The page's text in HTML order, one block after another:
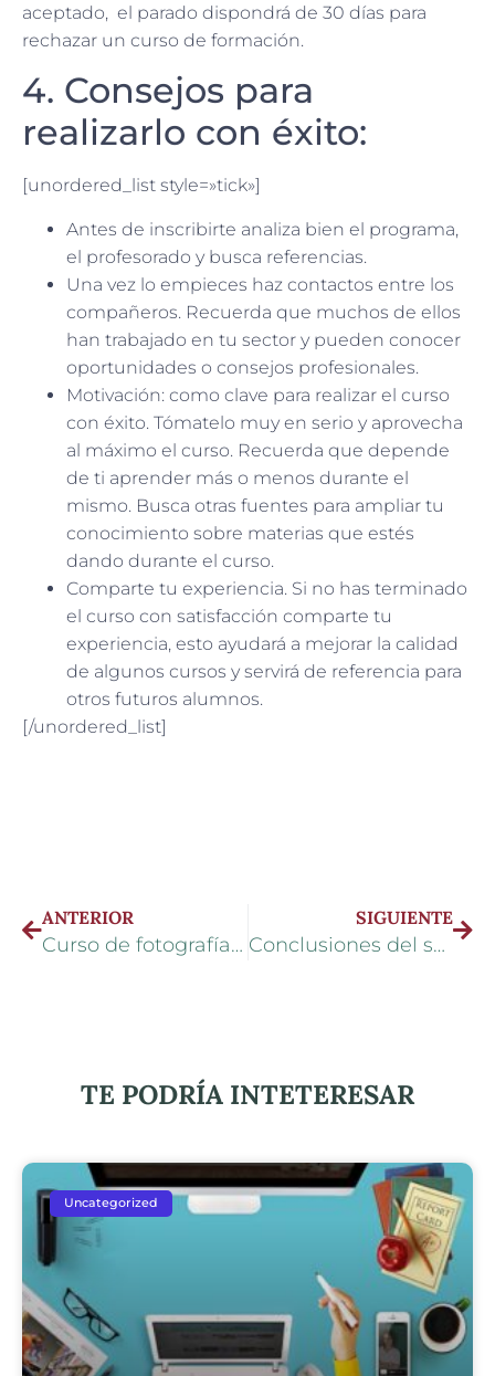
aceptado, el parado dispondrá de 30 días para
rechazar un curso de formación.
4. Consejos para
realizarlo con éxito:
[unordered_list style=»tick»]
Antes de inscribirte analiza bien el programa,
el profesorado y busca referencias.
Una vez lo empieces haz contactos entre los
compañeros. Recuerda que muchos de ellos
han trabajado en tu sector y pueden conocer
oportunidades o consejos profesionales.
Motivación: como clave para realizar el curso
con éxito. Tómatelo muy en serio y aprovecha
al máximo el curso. Recuerda que depende
de ti aprender más o menos durante el
mismo. Busca otras fuentes para ampliar tu
conocimiento sobre materias que estés
dando durante el curso.
Comparte tu experiencia. Si no has terminado
el curso con satisfacción comparte tu
experiencia, esto ayudará a mejorar la calidad
de algunos cursos y servirá de referencia para
otros futuros alumnos.
[/unordered_list]
ANTERIOR
Curso de fotografía digital: el temario perfecto
SIGUIENTE
Conclusiones del seminario gratis de formación en marketing
TE PODRÍA INTETERESAR
Uncategorized